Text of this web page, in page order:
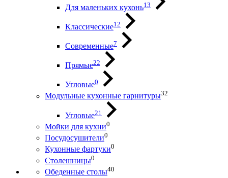
Для маленьких кухонь13
Классические12
Современные7
Прямые22
Угловые0
Модульные кухонные гарнитуры32
Угловые21
Мойки для кухни0
Посудосушители0
Кухонные фартуки0
Столешницы0
Обеденные столы40